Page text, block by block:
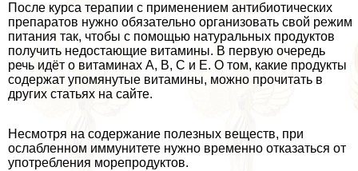
После курса терапии с применением антибиотических
препаратов нужно обязательно организовать свой режим
питания так, чтобы с помощью натуральных продуктов
получить недостающие витамины. В первую очередь
речь идёт о витаминах А, В, С и Е. О том, какие продукты
содержат упомянутые витамины, можно прочитать в
других статьях на сайте.
Несмотря на содержание полезных веществ, при
ослабленном иммунитете нужно временно отказаться от
употрeбления морепродуктов.